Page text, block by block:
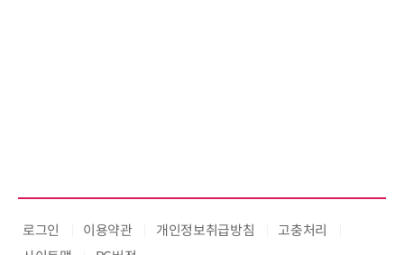
로그인 이용약관 개인정보취급방침
고충처리